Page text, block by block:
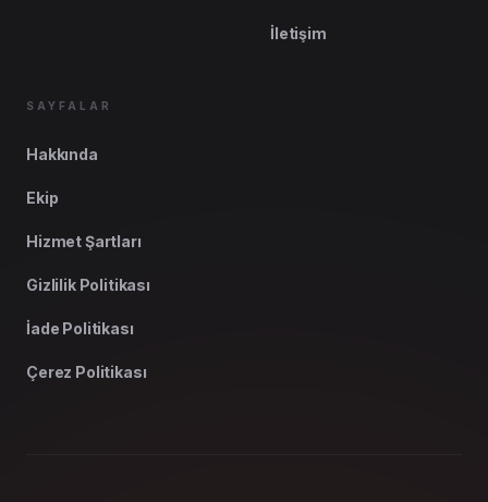
İletişim
SAYFALAR
Hakkında
Ekip
Hizmet Şartları
Gizlilik Politikası
İade Politikası
Çerez Politikası